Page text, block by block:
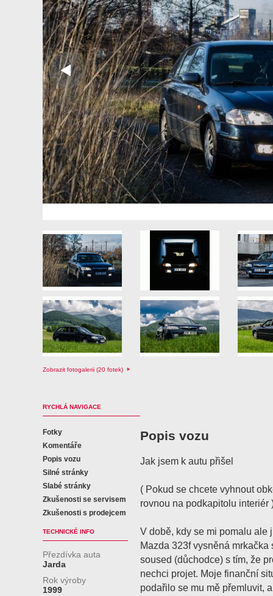
Zobrazit fotogalerii (20 fotek)
RYCHLÁ NAVIGACE
Fotky
Komentáře
Popis vozu
Silné stránky
Slabé stránky
Zkušenosti se servisem
Zkušenosti s prodejcem
TECHNICKÉ INFO
Přezdívka auta
Jarda
Rok výroby
1999
Popis vozu
Jak jsem k autu přišel
( Pokud se chcete vyhnout
rovnou na podkapitolu interiér
V době, kdy se mi pomalu ale
Mazda 323f vysněná
soused (důchodce) s tím, že
nechci projet. Moje finanční
podařilo se mu mě přemluvit,